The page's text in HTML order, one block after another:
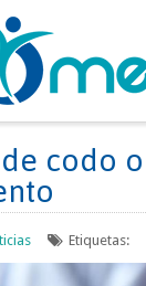
codo
Etiquetas: